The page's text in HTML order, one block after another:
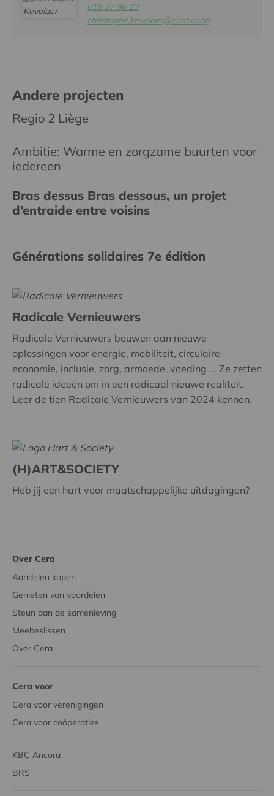
016 27 96 23
christophe.kevelaer@cera.coop
Andere projecten
Regio 2 Liège
Ambitie: Warme en zorgzame buurten voor
iedereen
Bras dessus Bras dessous, un projet
d’entraide entre voisins
Générations solidaires 7e édition
Radicale Vernieuwers
Radicale Vernieuwers bouwen aan nieuwe
oplossingen voor energie, mobiliteit, circulaire
economie, inclusie, zorg, armoede, voeding ... Ze zetten
radicale ideeën om in een radicaal nieuwe realiteit.
Leer de tien Radicale Vernieuwers van 2024 kennen.
(H)ART&SOCIETY
Heb jij een hart voor maatschappelijke uitdagingen?
Over Cera
Aandelen kopen
Genieten van voordelen
Steun aan de samenleving
Meebeslissen
Over Cera
Cera voor
Cera voor verenigingen
Cera voor coöperaties
KBC Ancora
BRS